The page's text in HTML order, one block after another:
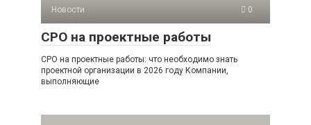
Новости 0
СРО на проектные работы
СРО на проектные работы: что необходимо знать
проектной организации в 2026 году Компании,
выполняющие